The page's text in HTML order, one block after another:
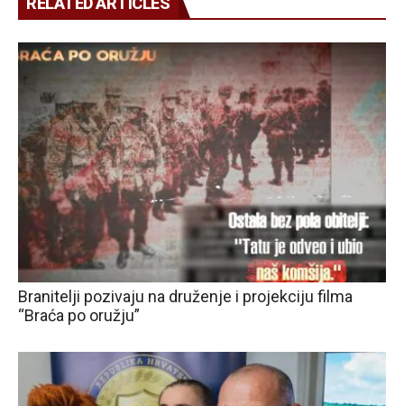
Branitelji pozivaju na druženje i projekciju filma
“Braća po oružju”